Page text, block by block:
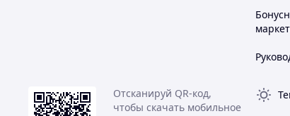
Отсканируй QR-код,
чтобы скачать мобильное